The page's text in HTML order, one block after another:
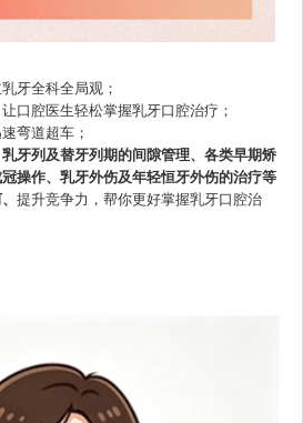
牙全科全局观；
口腔医生轻松掌握乳牙口腔治疗；
弯道超车；
牙列及替牙列期的间隙管理、各类早期矫
操作、乳牙外伤及年轻恒牙外伤的治疗等
提升竞争力，帮你更好掌握乳牙口腔治